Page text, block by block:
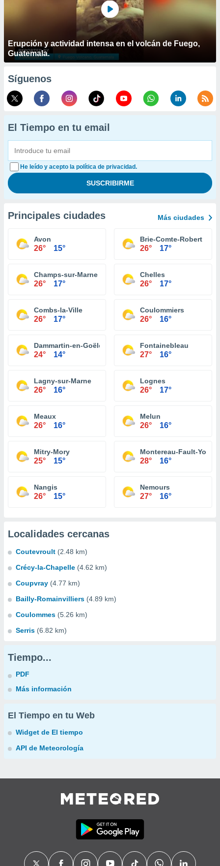
Erupción y actividad intensa en el volcán de Fuego,
Guatemala.
Síguenos
El Tiempo en tu email
He leído y acepto la política de privacidad.
Principales ciudades Más ciudades
Avon
26° 15°
Brie-Comte-Robert
26° 17°
Champs-sur-Marne
26° 17°
Chelles
26° 17°
Combs-la-Ville
26° 17°
Coulommiers
26° 16°
Dammartin-en-Goële
24° 14°
Fontainebleau
27° 16°
Lagny-sur-Marne
26° 16°
Lognes
26° 17°
Meaux
26° 16°
Melun
26° 16°
Mitry-Mory
25° 15°
Montereau-Fault-Yonne
28° 16°
Nangis
26° 15°
Nemours
27° 16°
Localidades cercanas
Coutevroult (2.48 km)
Crécy-la-Chapelle (4.62 km)
Coupvray (4.77 km)
Bailly-Romainvilliers (4.89 km)
Coulommes (5.26 km)
Serris (6.82 km)
Tiempo...
PDF
Más información
El Tiempo en tu Web
Widget de El tiempo
API de Meteorología